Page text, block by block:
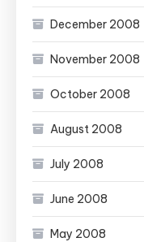
December 2008
November 2008
October 2008
August 2008
July 2008
June 2008
May 2008